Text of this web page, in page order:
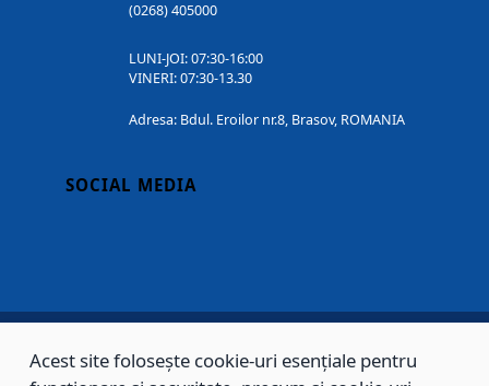
(0268) 405000
LUNI-JOI: 07:30-16:00
VINERI: 07:30-13.30
Adresa: Bdul. Eroilor nr.8, Brasov, ROMANIA
SOCIAL MEDIA
Copyright © 2002 - 2026 - PRIMĂRIA MUNICIPIULUI BRAȘOV, toate drepturile
Acest site folosește cookie-uri esențiale pentru